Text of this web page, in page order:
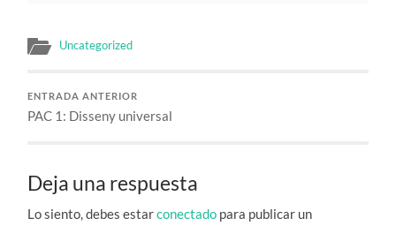
Uncategorized
ENTRADA ANTERIOR
PAC 1: Disseny universal
Deja una respuesta
Lo siento, debes estarconectado para publicar un